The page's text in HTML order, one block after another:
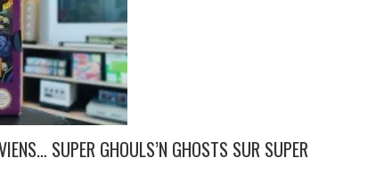
SUPER GHOULS’N GHOSTS SUR SUPER